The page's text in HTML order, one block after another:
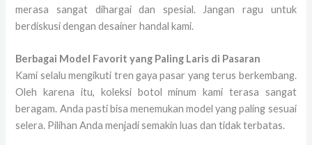
merasa sangat dihargai dan spesial. Jangan ragu untuk
berdiskusi dengan desainer handal kami.
Berbagai Model Favorit yang Paling Laris di Pasaran
Kami selalu mengikuti tren gaya pasar yang terus berkembang.
Oleh karena itu, koleksi botol minum kami terasa sangat
beragam. Anda pasti bisa menemukan model yang paling sesuai
selera. Pilihan Anda menjadi semakin luas dan tidak terbatas.